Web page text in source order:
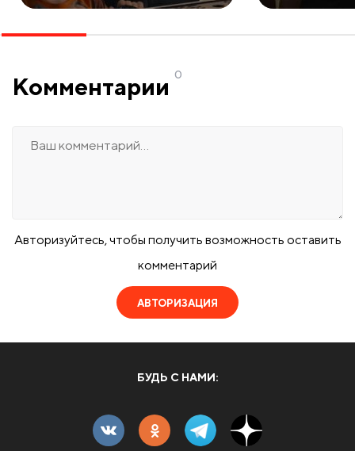
Комментарии 0
Авторизуйтесь, чтобы получить возможность оставить
комментарий
АВТОРИЗАЦИЯ
БУДЬ С НАМИ: